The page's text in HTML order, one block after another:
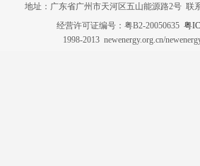
地址：广东省广州市天河区五山能源路2号 联
经营许可证编号：粤B2-20050635 粤
1998-2013 newenergy.org.cn/